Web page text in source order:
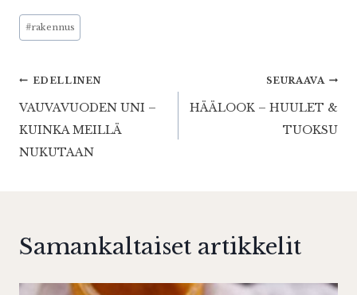
Avainsanat:
#rakennus
Artikkelien
selaus
EDELLINEN
VAUVAVUODEN UNI –
KUINKA MEILLÄ
NUKUTAAN
SEURAAVA
HÄÄLOOK – HUULET &
TUOKSU
Samankaltaiset artikkelit